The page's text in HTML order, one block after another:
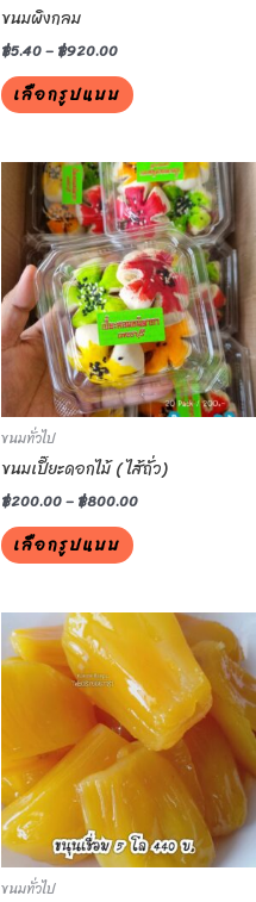
ขนมผิงกลม
฿5.40–฿920.00
เลือกรูปแบบ product
page
ขนมทั่วไป
ขนมเปี๊ยะดอกไม้ ( ไส้ถั่ว)
฿200.00–฿800.00
เลือกรูปแบบ
This
product
has
multiple
variants.
The
options
may
be
on
the
product
page
ขนมทั่วไป
This
product
has
multiple
variants.
options
may
be